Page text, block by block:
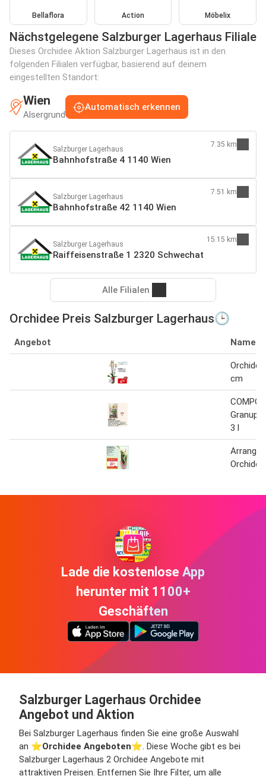
Bellaflora Action Möbelix
Nächstgelegene Salzburger Lagerhaus Filiale
Dieses Orchidee Aktion Salzburger Lagerhaus ist in den
folgenden Filialen verfügbar, basierend auf deinem
eingestellten Standort:
Wien
Alsergrund
Automatisch erkennen
Salzburger Lagerhaus
Bahnhofstraße 4 1140 Wien
7.35 km
Salzburger Lagerhaus
Bahnhofstraße 42 1140 Wien
7.51 km
Salzburger Lagerhaus
Raiffeisenstraße 1 2320 Schwechat
15.15 km
Alle Filialen
Orchidee Preis Salzburger Lagerhaus🕒
Angebot Name
cm
COMPO
3 l
Lade die kostenlose App
herunter mit 1100+
Geschäften
Salzburger Lagerhaus Orchidee
Angebot und Aktion
Bei Salzburger Lagerhaus finden Sie eine große Auswahl
an ⭐️Orchidee Angeboten⭐️. Diese Woche gibt es bei
Salzburger Lagerhaus 2 Orchidee Angebote mit
attraktiven Preisen. Entfernen Sie Ihre Filter, um alle